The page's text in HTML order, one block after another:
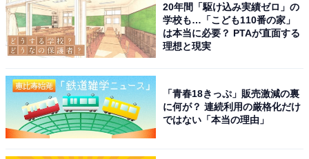
Travis Japanの中村海人さんが出演しています。
同作は、主人公の刑事・四方田誠と鈴木明日香が、夫婦
ーと考察要素が交錯したミステリードラマです。
中村さんは、2人の同僚となる強行犯係の刑事・池田絆
20年間「駆け込み実績ゼロ」の
学校も…「こども110番の家」
は本当に必要？ PTAが直面する
理想と現実
「青春18きっぷ」販売激減の裏
に何が？ 連続利用の厳格化だけ
ではない「本当の理由」